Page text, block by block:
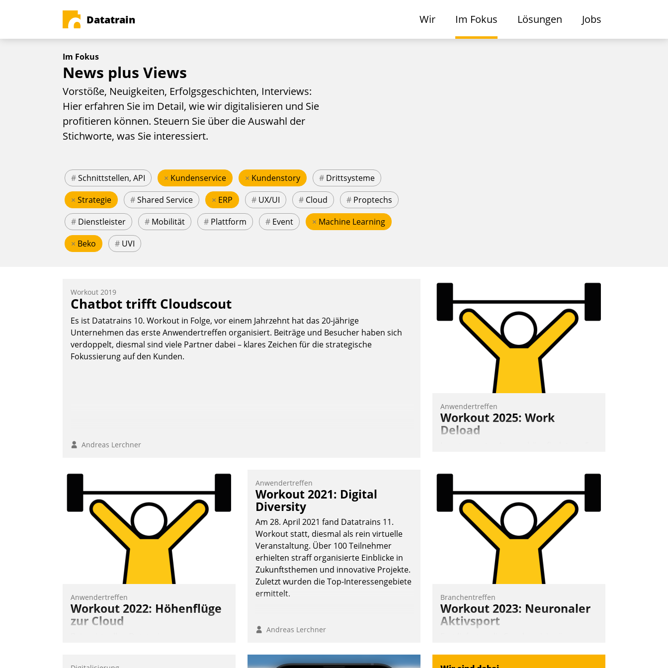
Datatrain Wir Im Fokus Lösungen Jobs
Im Fokus
News plus Views
Vorstöße, Neuigkeiten, Erfolgsgeschichten, Interviews:
Hier erfahren Sie im Detail, wie wir digitalisieren und Sie
profitieren können. Steuern Sie über die Auswahl der
Stichworte, was Sie interessiert.
#Schnittstellen, API × Kundenservice × Kundenstory # Drittsysteme
× Strategie #Shared Service × ERP # UX/UI # Cloud # Proptechs
# Dienstleister # Mobilität # Plattform # Event × Machine Learning
× Beko # UVI
Workout 2019
Chatbot trifft Cloudscout
Es ist Datatrains 10. Workout in Folge, vor einem Jahrzehnt hat das 20-jährige
Unternehmen das erste Anwendertreffen organisiert. Beiträge und Besucher haben sich
verdoppelt, diesmal sind viele Partner dabei – klares Zeichen für die strategische
Fokussierung auf den Kunden.
Andreas Lerchner
Anwendertreffen
Workout 2025: Work
Deload
meistern und Workloads wuppen – bei
zunehmend anspruchsvollen Aufgaben
und abnehmendem Nachwuchs?
Nadja Hußmann
Anwendertreffen
Workout 2022: Höhenflüge
zur Cloud
Anwendertreffen
Workout 2021: Digital
Diversity
Am 28. April 2021 fand Datatrains 11.
Workout statt, diesmal als rein virtuelle
Veranstaltung. Über 100 Teilnehmer
erhielten straff organisierte Einblicke in
Zukunftsthemen und innovative Projekte.
Zuletzt wurden die Top-Interessengebiete
ermittelt.
Andreas Lerchner
Branchentreffen
Workout 2023: Neuronaler
Aktivsport